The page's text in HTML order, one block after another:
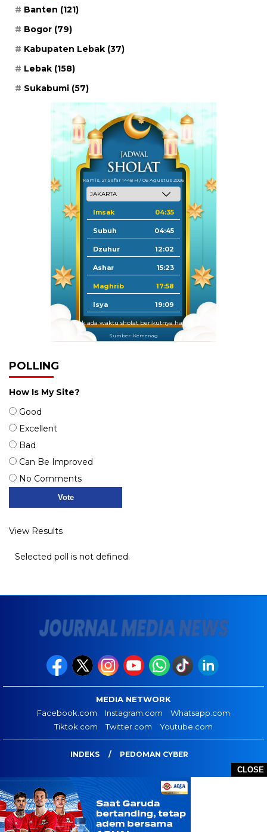
CLOSE
Banten (121)
Bogor (79)
Kabupaten Lebak (37)
Lebak (158)
Sukabumi (57)
Kamis, 21 Safar 1448 H / 06 Agustus 2026
Imsak 04:35
Subuh 04:45
Dzuhur 12:02
Ashar 15:23
Maghrib 17:58
Isya 19:09
Tidak ada waktu sholat berikutnya hari ini.
Sumber: Kemenag
POLLING
How Is My Site?
Good
Excellent
Bad
Can Be Improved
No Comments
View Results
Selected poll is not defined.
MEDIA NETWORK
Facebook.com
Instagram.com
Whatsapp.com
Tiktok.com
Twitter.com Youtube.com
INDEKS PEDOMAN CYBER
JOURNAL MEDIA NEWS